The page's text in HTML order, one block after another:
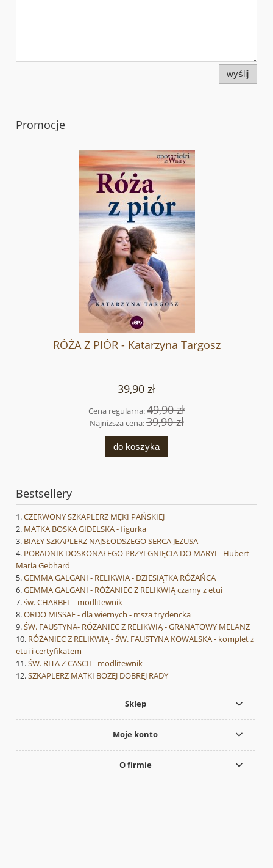
wyślij
Promocje
RÓŻA Z PIÓR - Katarzyna Targosz
39,90 zł
Cena regularna:49,90 zł
Najniższa cena:39,90 zł
do koszyka
Bestsellery
CZERWONY SZKAPLERZ MĘKI PAŃSKIEJ
MATKA BOSKA GIDELSKA - figurka
BIAŁY SZKAPLERZ NAJSŁODSZEGO SERCA JEZUSA
PORADNIK DOSKONAŁEGO PRZYLGNIĘCIA DO MARYI - Hubert
Maria Gebhard
GEMMA GALGANI - RELIKWIA - DZIESIĄTKA RÓŻAŃCA
GEMMA GALGANI - RÓŻANIEC Z RELIKWIĄ czarny z etui
św. CHARBEL - modlitewnik
ORDO MISSAE - dla wiernych - msza trydencka
ŚW. FAUSTYNA- RÓŻANIEC Z RELIKWIĄ - GRANATOWY MELANŻ
RÓŻANIEC Z RELIKWIĄ - ŚW. FAUSTYNA KOWALSKA - komplet z
etui i certyfikatem
ŚW. RITA Z CASCII - modlitewnik
SZKAPLERZ MATKI BOŻEJ DOBREJ RADY
Sklep
Moje konto
O firmie